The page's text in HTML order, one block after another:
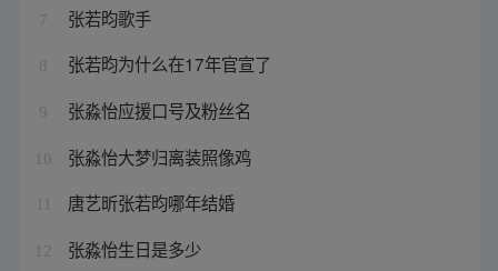
7 张若昀歌手
8 张若昀为什么在17年官宣了
9 张淼怡应援口号及粉丝名
10 张淼怡大梦归离装照像鸡
唐艺昕张若昀哪年结婚
12 张淼怡生日是多少